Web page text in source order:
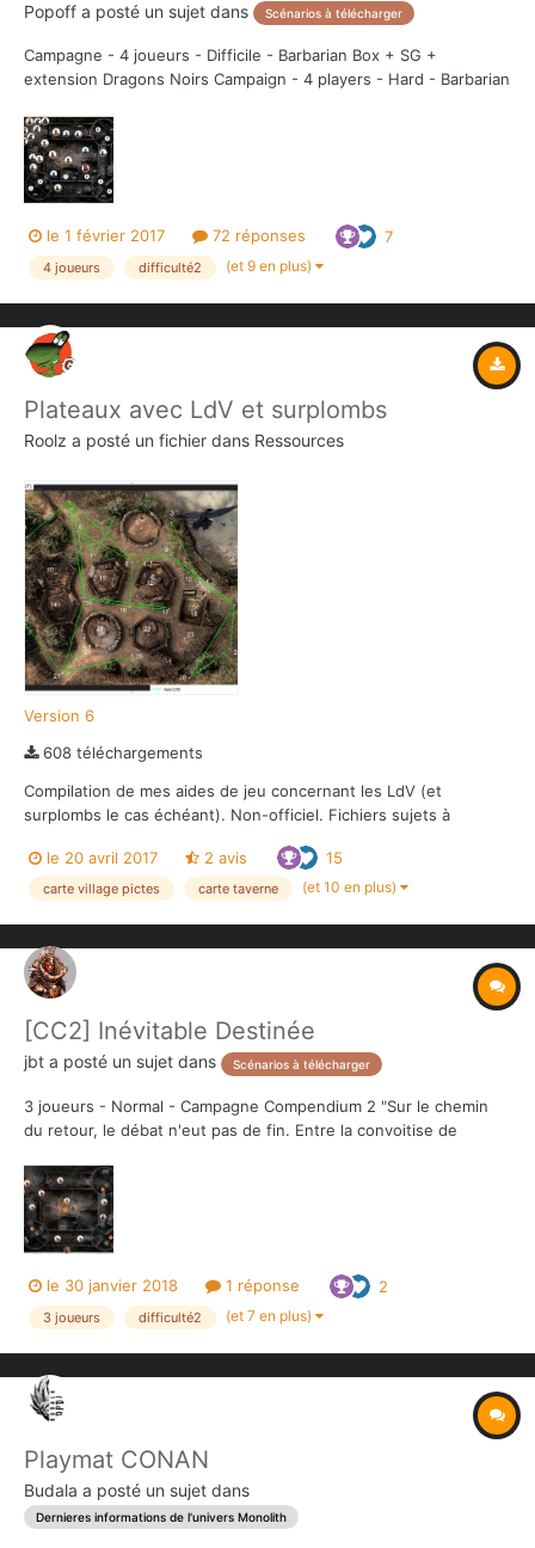
Popoff a posté un sujet dans Scénarios à télécharger
Campagne - 4 joueurs - Difficile - Barbarian Box + SG +
extension Dragons Noirs Campaign - 4 players - Hard - Barbarian
trois scénarios. Elle met en scène Pallantides, Pelias et Taurus,
accompagnés de Dragons Noirs, qui vont ten...
le 1 février 2017 72 réponses 7
4 joueurs difficulté2 (et 9 en plus)
Plateaux avec LdV et surplombs
Roolz a posté un fichier dans Ressources
Version 6
608 téléchargements
Compilation de mes aides de jeu concernant les LdV (et
surplombs le cas échéant). Non-officiel. Fichiers sujets à
PS : Et lire le readme.txt, aussi. PPS : Lien vers l'appli Companion
Conan : https://the-overlord.com/Companion...
le 20 avril 2017 2 avis 15
carte village pictes carte taverne (et 10 en plus)
[CC2] Inévitable Destinée
jbt a posté un sujet dans Scénarios à télécharger
3 joueurs - Normal - Campagne Compendium 2 "Sur le chemin
du retour, le débat n'eut pas de fin. Entre la convoitise de
revendant la relique, et la curiosité de Pelias, qui souhaitait
explorer jusqu'au bout le mystère de cet...
le 30 janvier 2018 1 réponse 2
3 joueurs difficulté2 (et 7 en plus)
Playmat CONAN
Budala a posté un sujet dans
Dernieres informations de l'univers Monolith